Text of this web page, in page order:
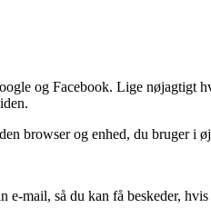
og Facebook. Lige nøjagtigt
browser og enhed, du bruger i
mail, så du kan få beskeder, hvis